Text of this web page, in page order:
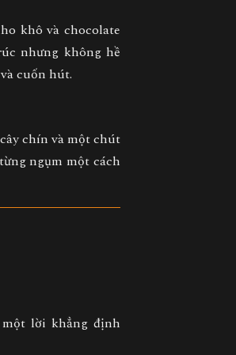
khô và chocolate
nhưng không hề
cuốn hút.
chín và một chút
ngụm một cách
lời khẳng định